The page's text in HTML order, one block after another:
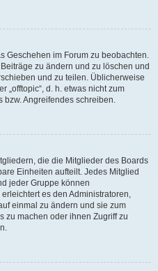
Geschehen im Forum zu beobachten.
zu ändern und zu löschen und
und zu teilen. Üblicherweise
„offtopic“, d. h. etwas nicht zum
Angreifendes schreiben.
die die Mitglieder des Boards
Einheiten aufteilt. Jedes Mitglied
jeder Gruppe können
es den Administratoren,
einmal zu ändern und sie zum
zu machen oder ihnen Zugriff zu